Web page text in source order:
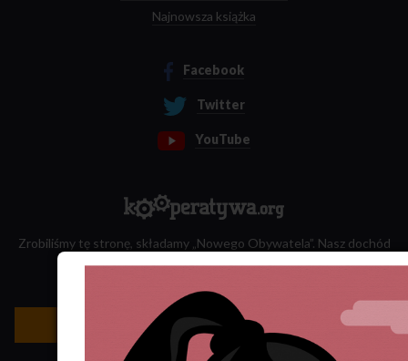
Najnowsza książka
Facebook
Twitter
YouTube
Zrobiliśmy tę stronę, składamy „Nowego Obywatela”. Nasz dochód
Newsletter »